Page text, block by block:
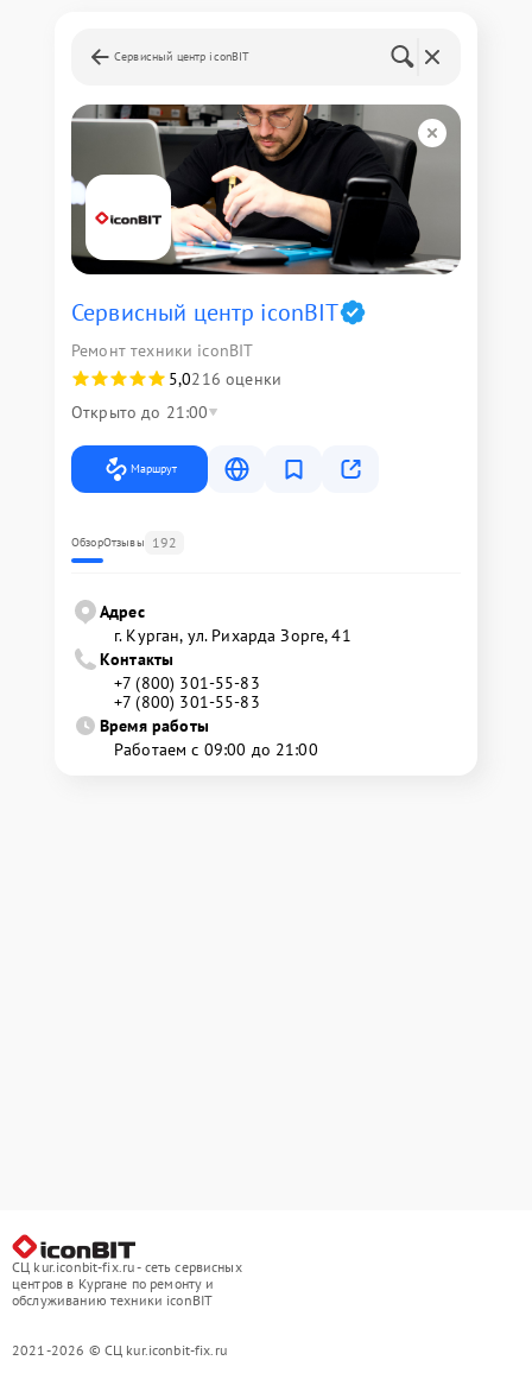
Сервисный центр iconBIT
Сервисный центр iconBIT
Ремонт техники iconBIT
5,0216 оценки
Открыто до 21:00
Маршрут
ОбзорОтзывы 192
Адрес
г. Курган, ул. Рихарда Зорге, 41
Контакты
+7 (800) 301-55-83
+7 (800) 301-55-83
Время работы
Работаем с 09:00 до 21:00
СЦ kur.iconbit-fix.ru - сеть сервисных
центров в Кургане по ремонту и
обслуживанию техники iconBIT
2021-2026 © СЦ kur.iconbit-fix.ru